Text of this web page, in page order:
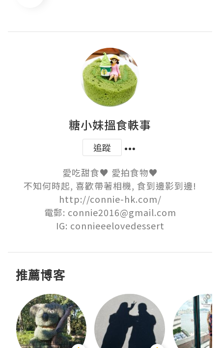
糖小妹搵食軼事
追蹤
愛吃甜食♥ 愛拍食物♥
不知何時起, 喜歡帶著相機, 食到邊影到邊!
http://connie-hk.com/
電郵: connie2016@gmail.com
IG: connieeelovedessert
推薦博客